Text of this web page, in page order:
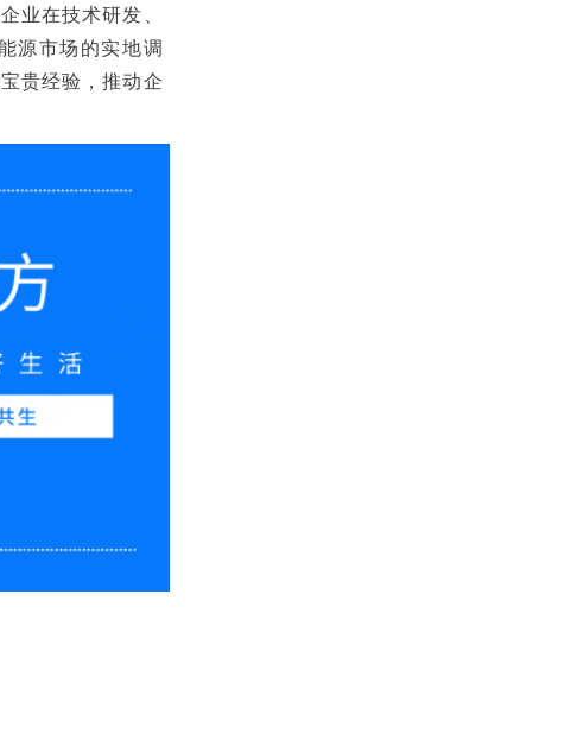
业在技术研发、
源市场的实地调
贵经验，推动企